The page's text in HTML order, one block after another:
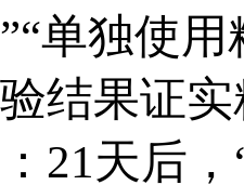
单独使
结果证
21天后